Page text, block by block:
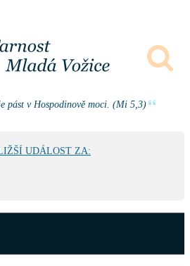
pást v Hospodinově moci. (Mi 5,3)
UDÁLOST ZA: